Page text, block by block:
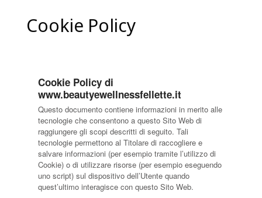
Cookie Policy
Cookie Policy di
www.beautyewellnessfellette.it
Questo documento contiene informazioni in merito alle
tecnologie che consentono a questo Sito Web di
raggiungere gli scopi descritti di seguito. Tali
tecnologie permettono al Titolare di raccogliere e
salvare informazioni (per esempio tramite l’utilizzo di
Cookie) o di utilizzare risorse (per esempio eseguendo
uno script) sul dispositivo dell’Utente quando
quest’ultimo interagisce con questo Sito Web.